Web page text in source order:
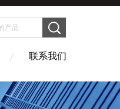
联系我们